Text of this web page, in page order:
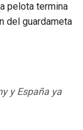
pelota termina
del guardameta
y España ya